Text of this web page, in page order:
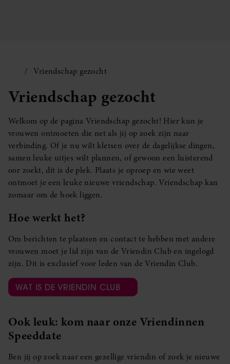
Vriendschap gezocht
Vriendschap gezocht
Welkom op de pagina Vriendschap gezocht! Hier kun je
vrouwen ontmoeten die net als jij op zoek zijn naar
verbinding. Of je nu wilt kletsen over de dagelijkse dingen,
samen leuke uitjes wilt plannen, of gewoon een luisterend
oor zoekt, dit is de plek. Plaats je oproep en wie weet
ontmoet je een leuke nieuwe vriendschap. Vriendschap kan
zomaar om de hoek liggen.
Hoe werkt het?
Om berichten te plaatsen en contact te hebben met andere
vrouwen moet je lid zijn van de Vriendin Club en ingelogd
zijn. Dit is exclusief voor leden van de Vriendin Club.
WAT IS DE VRIENDIN CLUB
Ook leuk: kom naar onze Vriendinnen
Speeddate
Ben jij op zoek naar een gezellige vriendin of zoek je nieuwe